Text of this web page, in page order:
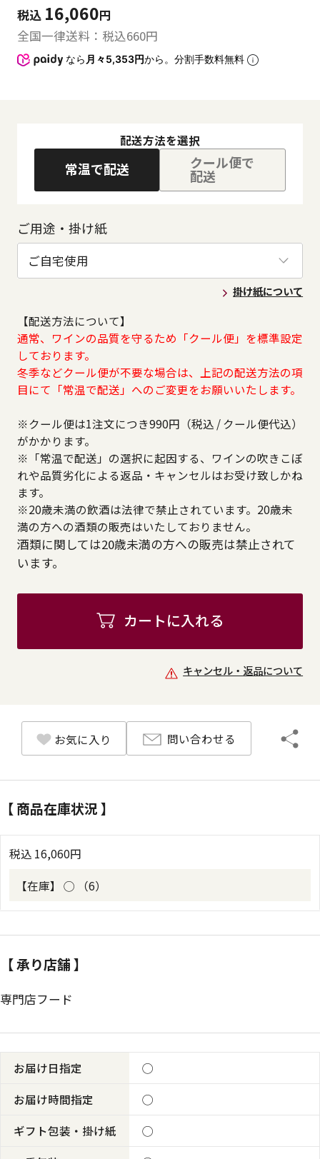
税込 16,060円
全国一律送料：税込660円
なら 月々5,353円から。分割手数料無料
配送方法を選択
常温で配送 クール便で
配送
ご用途・掛け紙
掛け紙について
【配送方法について】
通常、ワインの品質を守るため「クール便」を標準設定
しております。
冬季などクール便が不要な場合は、上記の配送方法の項
目にて「常温で配送」へのご変更をお願いいたします。
※クール便は1注文につき990円（税込 / クール便代込）
がかかります。
※「常温で配送」の選択に起因する、ワインの吹きこぼ
れや品質劣化による返品・キャンセルはお受け致しかね
ます。
※20歳未満の飲酒は法律で禁止されています。20歳未
満の方への酒類の販売はいたしておりません。
酒類に関しては20歳未満の方への販売は禁止されて
います。
カートに入れる
キャンセル・返品について
お気に入り 問い合わせる
【 商品在庫状況 】
税込 16,060円
【在庫】 ◯ （6）
【 承り店舗 】
専門店フード
お届け日指定
◯
お届け時間指定
◯
ギフト包装・掛け紙
◯